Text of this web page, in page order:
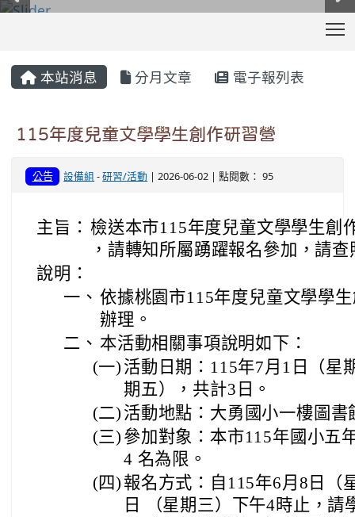
本站消息 分月文章 電子報列表
115年度兒童文學學生創作研習營
公告 設備組 -研習/活動 | 2026-06-02 | 點閱數： 95
主旨： 檢送本市115年度兒童文學學生創
，請轉知所屬踴躍報名參加，請查
說明：
一、 依據桃園市115年度兒童文學學
辦理。
二、 本活動相關事項說明如下：
(一) 活動日期：115年7月1日（星
期五），共計3日。
(二) 活動地點：大勇國小一樓圖書
(三) 參加對象：本市115年國小五
4 名為限。
(四) 報名方式：自115年6月8日（
日 （星期三）下午4時止，請